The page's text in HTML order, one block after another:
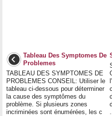
Tableau Des Symptomes De
Problemes
TABLEAU DES SYMPTOMES DE
PROBLEMES CONSEIL: Utiliser le
tableau ci-dessous pour déterminer
la cause des symptômes du
problème. Si plusieurs zones
incriminées sont énumérées, les c